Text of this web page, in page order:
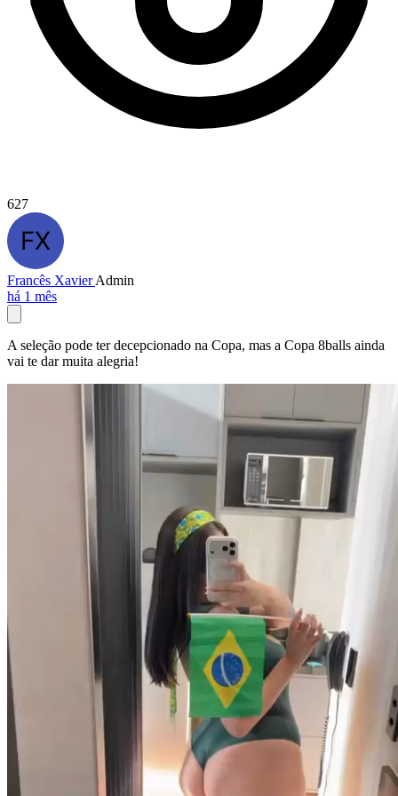
627
Francês XavierAdmin
há 1 mês
A seleção pode ter decepcionado na Copa, mas a Copa 8balls ainda
vai te dar muita alegria!